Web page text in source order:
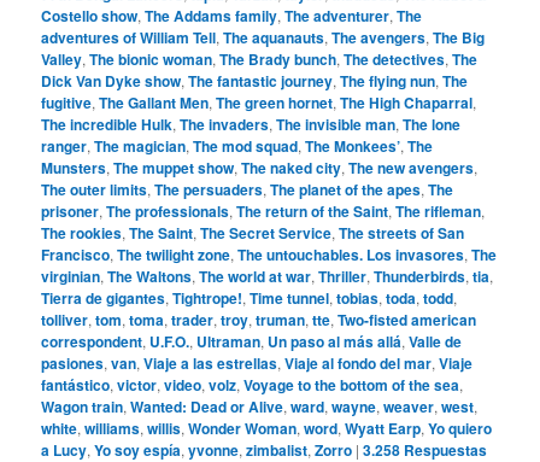
Costello show,The Addams family,The adventurer,The
adventures of William Tell,The aquanauts,The avengers,The Big
Valley,The bionic woman,The Brady bunch,The detectives,The
Dick Van Dyke show,The fantastic journey,The flying nun,The
fugitive,The Gallant Men,The green hornet,The High Chaparral,
The incredible Hulk,The invaders,The invisible man,The lone
ranger,The magician,The mod squad,The Monkees’,The
Munsters,The muppet show,The naked city,The new avengers,
The outer limits,The persuaders,The planet of the apes,The
prisoner,The professionals,The return of the Saint,The rifleman,
The rookies,The Saint,The Secret Service,The streets of San
Francisco,The twilight zone,The untouchables. Los invasores,The
virginian,The Waltons,The world at war,Thriller,Thunderbirds,tia,
Tierra de gigantes,Tightrope!,Time tunnel,tobias,toda,todd,
tolliver,tom,toma,trader,troy,truman,tte,Two-fisted american
correspondent, U.F.O., Ultraman, Un paso al más allá,Valle de
pasiones,van,Viaje a las estrellas,Viaje al fondo del mar,Viaje
fantástico,victor,video,volz,Voyage to the bottom of the sea,
Wagon train,Wanted: Dead or Alive,ward,wayne,weaver,west,
white,williams,willis,Wonder Woman,word,Wyatt Earp,Yo quiero
a Lucy,Yo soy espía,yvonne,zimbalist,Zorro |3.258 Respuestas